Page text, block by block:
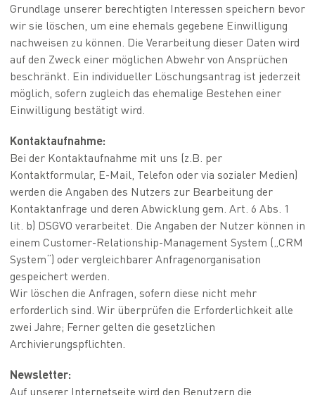
Grundlage unserer berechtigten Interessen speichern bevor
wir sie löschen, um eine ehemals gegebene Einwilligung
nachweisen zu können. Die Verarbeitung dieser Daten wird
auf den Zweck einer möglichen Abwehr von Ansprüchen
beschränkt. Ein individueller Löschungsantrag ist jederzeit
möglich, sofern zugleich das ehemalige Bestehen einer
Einwilligung bestätigt wird.
Kontaktaufnahme:
Bei der Kontaktaufnahme mit uns (z.B. per
Kontaktformular, E-Mail, Telefon oder via sozialer Medien)
werden die Angaben des Nutzers zur Bearbeitung der
Kontaktanfrage und deren Abwicklung gem. Art. 6 Abs. 1
lit. b) DSGVO verarbeitet. Die Angaben der Nutzer können in
einem Customer-Relationship-Management System („CRM
System“) oder vergleichbarer Anfragenorganisation
gespeichert werden.
Wir löschen die Anfragen, sofern diese nicht mehr
erforderlich sind. Wir überprüfen die Erforderlichkeit alle
zwei Jahre; Ferner gelten die gesetzlichen
Archivierungspflichten.
Newsletter:
Auf unserer Internetseite wird den Benutzern die